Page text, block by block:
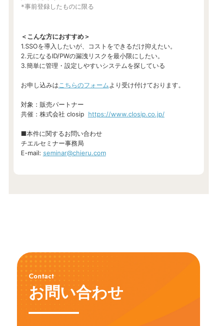
*事前登録したものに限る
＜こんな方におすすめ＞
1.SSOを導入したいが、コストをできるだけ抑えたい。
2.元になるID/PWの漏洩リスクを最小限にしたい。
3.簡単に管理・設定しやすいシステムを探している
お申し込みはこちらのフォームより受け付けております。
対象：販売パートナー
共催：株式会社 closip https://www.closip.co.jp/
■本件に関するお問い合わせ
チエルセミナー事務局
E-mail: seminar@chieru.com
Contact
お問い合わせ